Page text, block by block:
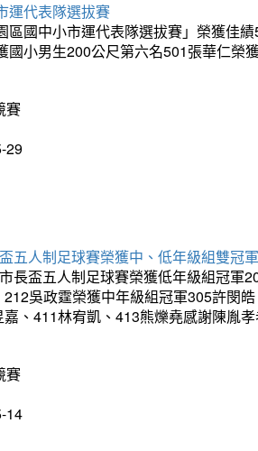
運代表隊選拔賽
區國中小市運代表隊選拔賽」榮獲佳
國小男生200公尺第六名501張華仁
賽
29
五人制足球賽榮獲中、低年級組雙冠軍
長盃五人制足球賽榮獲低年級組冠
吳政霆榮獲中年級組冠軍305許閔
、411林宥凱、413熊爍堯感謝陳胤
賽
14